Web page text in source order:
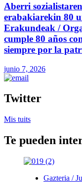
Aberri
erabakiarekin 80
Erakundeak /
cumple 80 años
siempre por la
junio 7, 2026
Twitter
Mis tuits
Te pueden
Gazteria /